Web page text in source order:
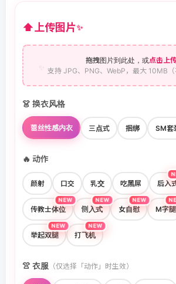
⬆上传图片✨
拖拽图片到此处，或点击上
支持 JPG、PNG、WebP，最大 10MB（
👗 换衣风格
蕾丝性感内衣 三点式 捆绑 SM套
🔥 动作
颜射 口交 乳交 吃黑屌 后入
传教士体位
NEW
侧入式
NEW
女自慰
NEW
M字腿
举起双腿
NEW
打飞机
NEW
👚 衣服 （仅选择「动作」时生效）